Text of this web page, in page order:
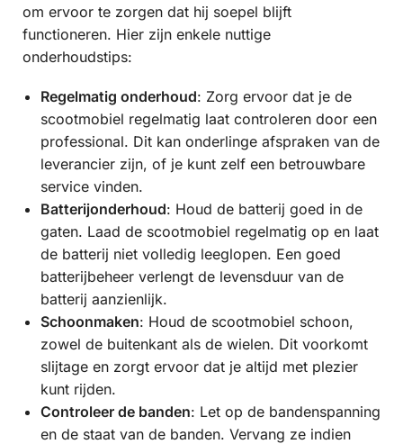
om ervoor te zorgen dat hij soepel blijft
functioneren. Hier zijn enkele nuttige
onderhoudstips:
Regelmatig onderhoud: Zorg ervoor dat je de
scootmobiel regelmatig laat controleren door een
professional. Dit kan onderlinge afspraken van de
leverancier zijn, of je kunt zelf een betrouwbare
service vinden.
Batterijonderhoud: Houd de batterij goed in de
gaten. Laad de scootmobiel regelmatig op en laat
de batterij niet volledig leeglopen. Een goed
batterijbeheer verlengt de levensduur van de
batterij aanzienlijk.
Schoonmaken: Houd de scootmobiel schoon,
zowel de buitenkant als de wielen. Dit voorkomt
slijtage en zorgt ervoor dat je altijd met plezier
kunt rijden.
Controleer de banden: Let op de bandenspanning
en de staat van de banden. Vervang ze indien